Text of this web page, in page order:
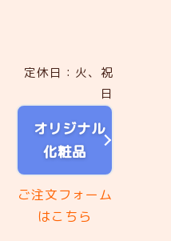
定休日：火、祝
日
オリジナル
化粧品
ご注文フォーム
はこちら